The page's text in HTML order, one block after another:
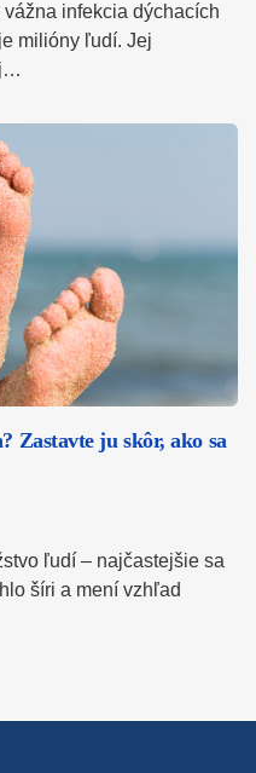
infekcia dýchacích
milióny ľudí. Jej
Zastavte ju skôr, ako sa
ľudí – najčastejšie sa
šíri a mení vzhľad